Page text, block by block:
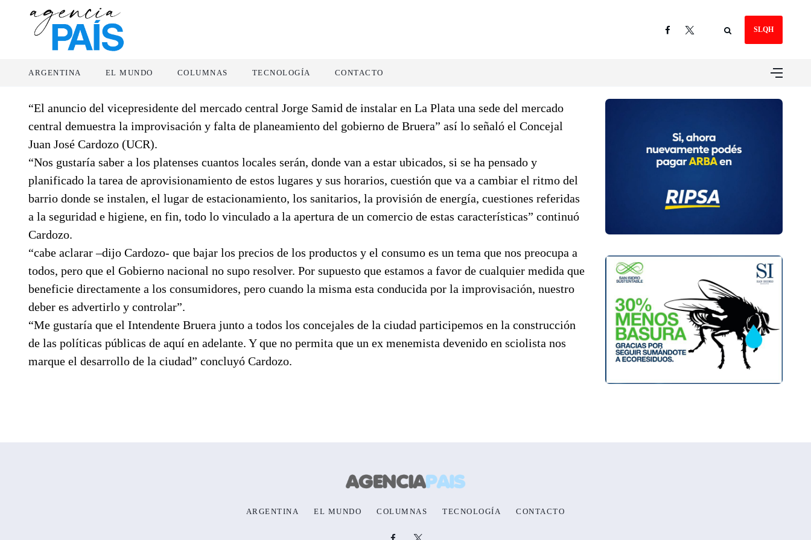
SLQH
ARGENTINA EL MUNDO COLUMNAS TECNOLOGÍA CONTACTO
“El anuncio del vicepresidente del mercado central Jorge Samid de instalar en La Plata una sede del mercado
central demuestra la improvisación y falta de planeamiento del gobierno de Bruera” así lo señaló el Concejal
Juan José Cardozo (UCR).
“Nos gustaría saber a los platenses cuantos locales serán, donde van a estar ubicados, si se ha pensado y
planificado la tarea de aprovisionamiento de estos lugares y sus horarios, cuestión que va a cambiar el ritmo del
barrio donde se instalen, el lugar de estacionamiento, los sanitarios, la provisión de energía, cuestiones referidas
a la seguridad e higiene, en fin, todo lo vinculado a la apertura de un comercio de estas características” continuó
Cardozo.
“cabe aclarar –dijo Cardozo- que bajar los precios de los productos y el consumo es un tema que nos preocupa a
todos, pero que el Gobierno nacional no supo resolver. Por supuesto que estamos a favor de cualquier medida que
beneficie directamente a los consumidores, pero cuando la misma esta conducida por la improvisación, nuestro
deber es advertirlo y controlar”.
“Me gustaría que el Intendente Bruera junto a todos los concejales de la ciudad participemos en la construcción
de las políticas públicas de aquí en adelante. Y que no permita que un ex menemista devenido en sciolista nos
marque el desarrollo de la ciudad” concluyó Cardozo.
ARGENTINA EL MUNDO COLUMNAS TECNOLOGÍA CONTACTO